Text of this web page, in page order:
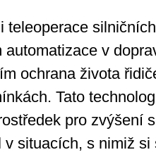
teleoperace
v
ochrana života
Tato
pro zvýšení
situacích, s nimiž si